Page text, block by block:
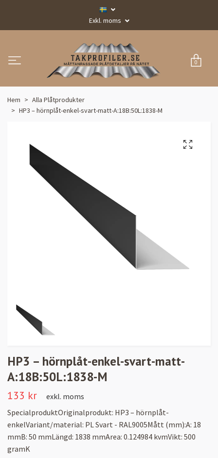
Exkl. moms
0
Hem
Alla Plåtprodukter
HP3 – hörnplåt-enkel-svart-matt-A:18B:50L:1838-M
HP3 – hörnplåt-enkel-svart-matt-
A:18B:50L:1838-M
133 kr
exkl. moms
SpecialproduktOriginalprodukt: HP3 – hörnplåt-
enkelVariant/material: PL Svart - RAL9005Mått (mm):A: 18
mmB: 50 mmLängd: 1838 mmArea: 0.124984 kvmVikt: 500
gramK